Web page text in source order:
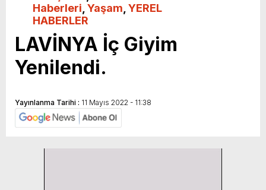
Haberleri Yaşam YEREL
HABERLER
LAVİNYA İç Giyim
Yenilendi.
Yayınlanma Tarihi : 11 Mayıs 2022 - 11:38